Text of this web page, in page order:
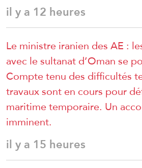
il y a 12 heures
Le ministre iranien des AE :
avec le sultanat d’Oman se
Compte tenu des difficultés
travaux sont en cours pour
maritime temporaire. Un
imminent.
il y a 15 heures